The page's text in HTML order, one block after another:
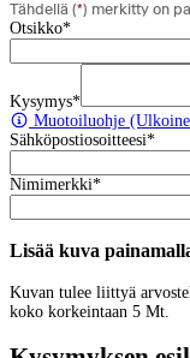
Tähdellä (*) merkitty on
Otsikko*
Kysymys*
Muotoiluohje
Sähköpostiosoitteesi*
Nimimerkki*
Lisää kuva
Kuvan tulee liittyä
koko korkeintaan 5 Mt.